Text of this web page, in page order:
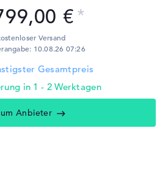
€
Versand
10.08.26 07:26
Gesamtpreis
in 1 - 2 Werktagen
Anbieter